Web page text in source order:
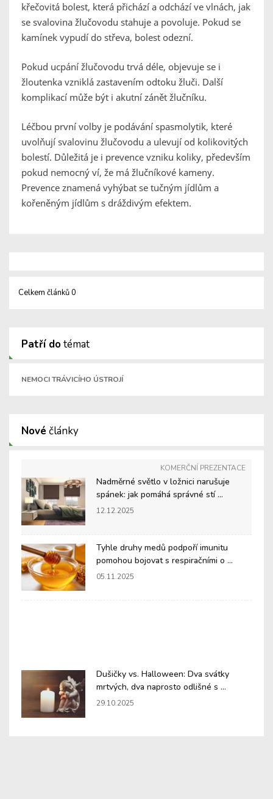
křečovitá bolest, která přichází a odchází ve vlnách, jak
se svalovina žlučovodu stahuje a povoluje. Pokud se
kamínek vypudí do střeva, bolest odezní.
Pokud ucpání žlučovodu trvá déle, objevuje se i
žloutenka vzniklá zastavením odtoku žluči. Další
komplikací může být i akutní zánět žlučníku.
Léčbou první volby je podávání spasmolytik, které
uvolňují svalovinu žlučovodu a ulevují od kolikovitých
bolestí. Důležitá je i prevence vzniku koliky, především
pokud nemocný ví, že má žlučníkové kameny.
Prevence znamená vyhýbat se tučným jídlům a
kořeněným jídlům s dráždivým efektem.
Celkem článků 0
Patří dotémat
NEMOCI TRÁVICÍHO ÚSTROJÍ
Nové články
KOMERČNÍ PREZENTACE
Nadměrné světlo v ložnici narušuje
spánek: jak pomáhá správné stí ...
12.12.2025
Tyhle druhy medů podpoří imunitu
pomohou bojovat s respiračními o ...
05.11.2025
Dušičky vs. Halloween: Dva svátky
mrtvých, dva naprosto odlišné s ...
29.10.2025